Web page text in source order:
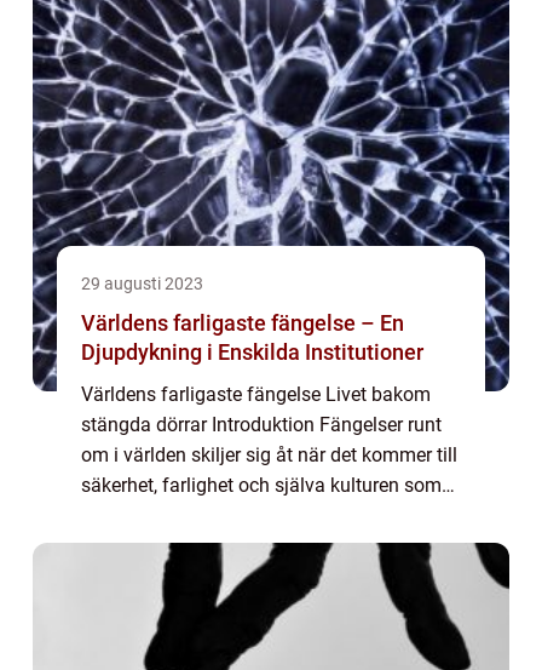
29 augusti 2023
Världens farligaste fängelse – En
Djupdykning i Enskilda Institutioner
Världens farligaste fängelse Livet bakom
stängda dörrar Introduktion Fängelser runt
om i världen skiljer sig åt när det kommer till
säkerhet, farlighet och själva kulturen som
kommer vi att utforska och analy...